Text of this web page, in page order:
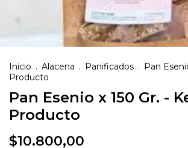
Inicio . Alacena . Panificados . Pan
Producto
Pan Esenio x 150 Gr. -
Producto
$10.800,00